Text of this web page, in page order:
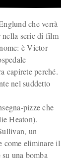
che verrà
nella serie di film
è Victor
capirete perché.
nel suddetto
pizze che
Heaton).
un
come eliminare il
una bomba